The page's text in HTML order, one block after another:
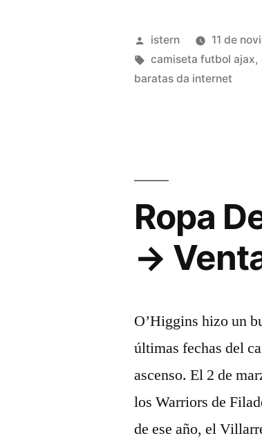
Y
Publicado
por
istern 11 de
Etiquetas:
camiseta futbol ajax,
baratas da internet
Ropa
→
O’Higgins hizo un
últimas fechas del
ascenso. El 2 de
los Warriors de
de ese año, el